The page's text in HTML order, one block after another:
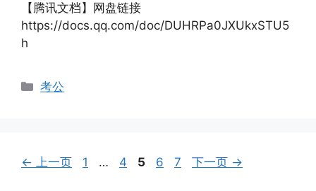
【腾讯文档】网盘链接
https://docs.qq.com/doc/DUHRPa0JXUkxSTU5
h
分
考公
← 上一页
页
1 …
页
4
页
5
页
6
页
7 下一页 →